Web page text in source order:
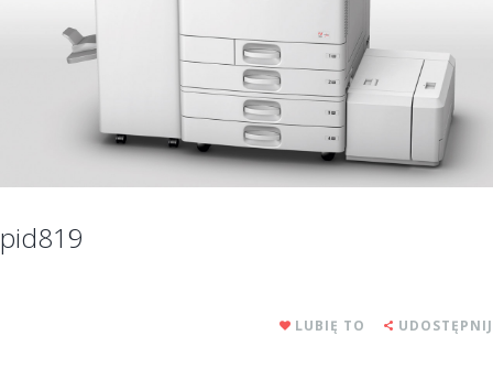
pid819
LUBIĘ TO UDOSTĘPNIJ